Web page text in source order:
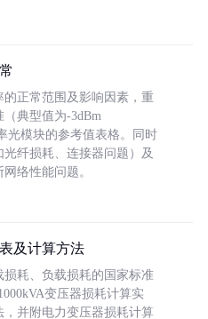
正常范围及影响因素，重
典型值为-3dBm
光模块的参考值表格。同时
纤损耗、连接器问题）及
络性能问题。
及计算方法
耗、负载损耗的国家标准
变压器损耗计算实
并附电力变压器损耗计算